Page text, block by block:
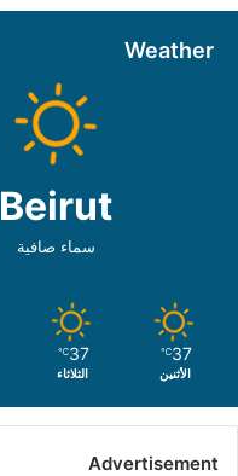
Weather
Beirut
سماء صافية
37
℃
الأثنين
37
℃
الثلاثاء
Advertisement